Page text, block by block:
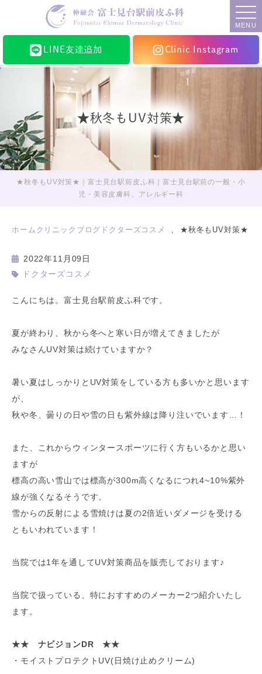
MENU
LINE友達追加 Clinic Instagram
★秋冬もUV対策★
★秋冬もUV対策★｜富士見台駅前皮ふ科｜富士見台駅前の一般・小
児・美容皮膚科、アレルギー科
ホーム クリニックブログ ドクターズコスメ ★秋冬もUV対策★
2022年11月09日
ドクターズコスメ
こんにちは。富士見台駅前皮ふ科です。
夏が終わり、秋から冬へと寒い日が増えてきましたが
みなさんUV対策は続けていますか？
暑い夏はしっかりとUV対策をしている方も多いかと思います
が、
秋や冬、曇りの日や雪の日も紫外線は降り注いでいます…！
また、これからウィンタースポーツに行く方もいるかと思い
ますが
標高の高い雪山では標高が300m高くなるにつれ4~10%紫外
線が強くなるそうです。
雪からの反射による雪焼けは夏の2倍近いダメージを受ける
ともいわれています！
当院では1年を通してUV対策商品を販売しております♪
当院で扱っている、特におすすめのメーカー2つ紹介いたし
ます。
★★ ナビジョンDR ★★
・モイストプロテクトUV(日焼け止めクリーム)